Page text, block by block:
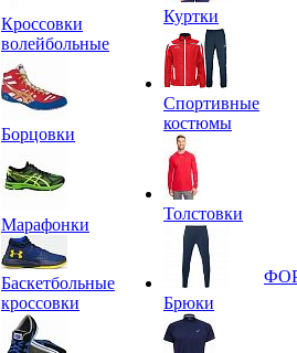
Кроссовки
волейбольные
Борцовки
Марафонки
Баскетбольные
кроссовки
Куртки
Спортивные
костюмы
Толстовки
Брюки